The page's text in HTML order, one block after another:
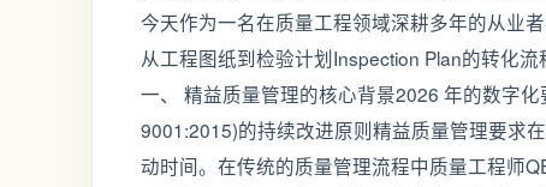
今天作为一名在质量工程领域深耕多年的从业
从工程图纸到检验计划Inspection Plan的转化流
一、 精益质量管理的核心背景2026 年的数字
9001:2015)的持续改进原则精益质量管理要求
动时间。在传统的质量管理流程中质量工程师